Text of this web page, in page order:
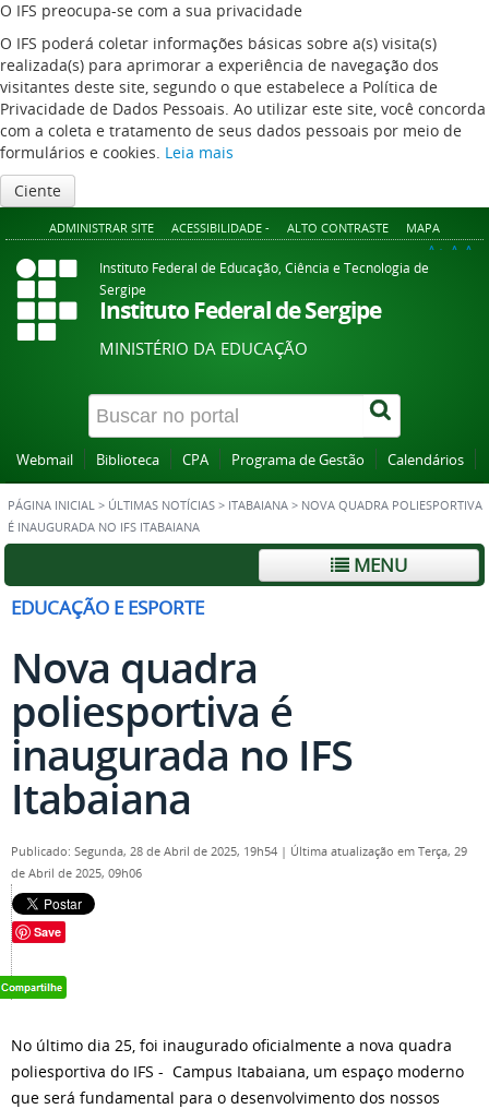
O IFS preocupa-se com a sua privacidade
O IFS poderá coletar informações básicas sobre a(s) visita(s)
realizada(s) para aprimorar a experiência de navegação dos
visitantes deste site, segundo o que estabelece a Política de
Privacidade de Dados Pessoais. Ao utilizar este site, você concorda
com a coleta e tratamento de seus dados pessoais por meio de
formulários e cookies. Leia mais
Ciente
ADMINISTRAR SITE ACESSIBILIDADE - ALTO CONTRASTE MAPA
A+ A A-
Instituto Federal de Educação, Ciência e Tecnologia de
Sergipe
Instituto Federal de Sergipe
MINISTÉRIO DA EDUCAÇÃO
Webmail Biblioteca CPA Programa de Gestão Calendários
PÁGINA INICIAL > ÚLTIMAS NOTÍCIAS > ITABAIANA > NOVA QUADRA POLIESPORTIVA
É INAUGURADA NO IFS ITABAIANA
MENU
EDUCAÇÃO E ESPORTE
Nova quadra
poliesportiva é
inaugurada no IFS
Itabaiana
Publicado: Segunda, 28 de Abril de 2025, 19h54 | Última atualização em Terça, 29
de Abril de 2025, 09h06
Save
No último dia 25, foi inaugurado oficialmente a nova quadra
poliesportiva do IFS - Campus Itabaiana, um espaço moderno
que será fundamental para o desenvolvimento dos nossos